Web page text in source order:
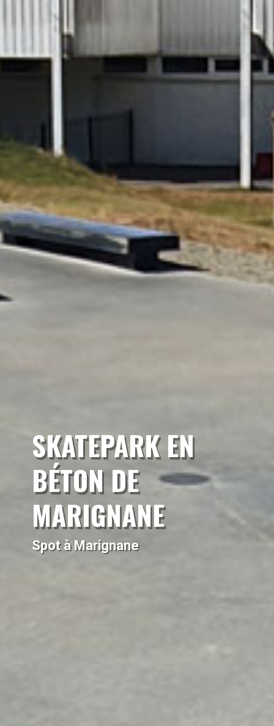
SKATEPARK EN
BÉTON DE
MARIGNANE
Spot à Marignane